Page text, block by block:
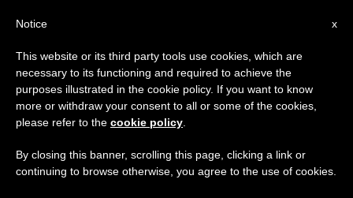
Llamamiento de los obispos de
Oaxaca y Chiapas
×
Aviso importante
Del 27 de julio al 7 de agosto haremos la pausa
anual, aprovechando que en el periodo de verano
se generan menos informaciones y también el
x
Notice
This website or its third party tools use cookies, which are
necessary to its functioning and required to achieve the
purposes illustrated in the cookie policy. If you want to know
more or withdraw your consent to all or some of the cookies,
please refer to the cookie policy
By closing this banner, scrolling this page, clicking a link or
continuing to browse otherwise, you agree to the use of cookies.